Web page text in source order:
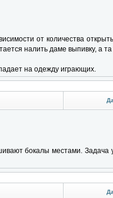
от количества
налить даме выпивку, а
на одежду играющих.
бокалы местами. Задача